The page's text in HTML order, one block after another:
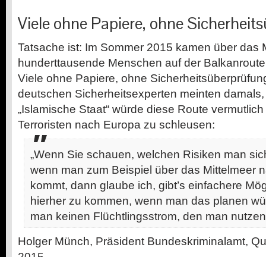
Viele ohne Papiere, ohne
Tatsache ist: Im Sommer 2015 kamen über das
hunderttausende Menschen auf der
Viele ohne Papiere, ohne
deutschen Sicherheitsexperten meinten
„Islamische Staat“ würde diese Route
Terroristen nach Europa zu schleusen:
„Wenn Sie schauen, welchen Risiken man
wenn man zum Beispiel über das Mittelmeer
kommt, dann glaube ich, gibt’s einfachere
hierher zu kommen, wenn man das planen
man keinen Flüchtlingsstrom, den man
Holger Münch, Präsident Bundeskriminalamt,